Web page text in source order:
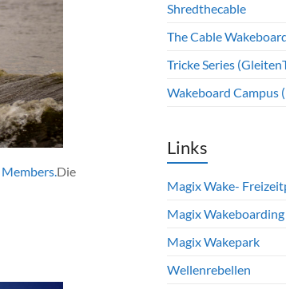
Members.Die
Shredthecable
The Cable
Tricke Series
Wakeboard Campus
Links
Magix Wake-
Magix Wakeboarding
Magix Wakepark
Wellenrebellen